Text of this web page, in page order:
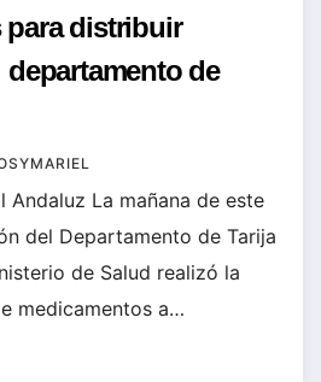
para distribuir
de
Andaluz La mañana de este
del Departamento de Tarija
de Salud realizó la
medicamentos a…